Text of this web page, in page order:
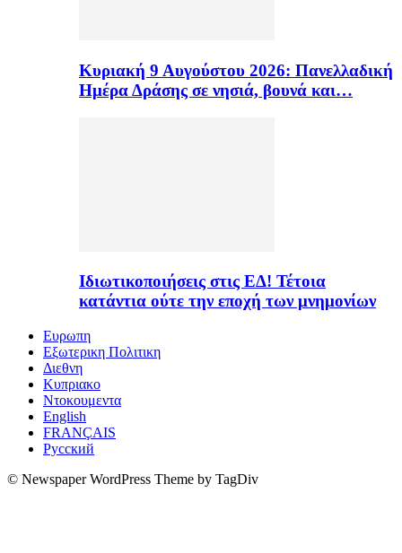
Κυριακή 9 Αυγούστου 2026: Πανελλαδική
Ημέρα Δράσης σε νησιά, βουνά και…
Ιδιωτικοποιήσεις στις ΕΔ! Τέτοια
κατάντια ούτε την εποχή των μνημονίων
Ευρωπη
Εξωτερικη Πολιτικη
Διεθνη
Κυπριακο
Ντοκουμεντα
English
FRANÇAIS
Русский
© Newspaper WordPress Theme by TagDiv